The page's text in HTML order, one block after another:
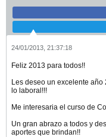
24/01/2013, 21:37:18
Feliz 2013 para todos!!
Les deseo un excelente
lo laboral!!!
Me interesaria el curso de
Un gran abrazo a todos y
aportes que brindan!!